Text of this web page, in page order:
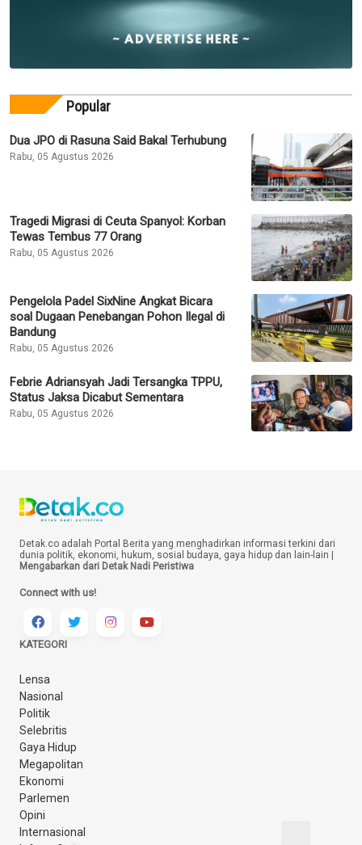
Popular
Dua JPO di Rasuna Said Bakal Terhubung
Rabu, 05 Agustus 2026
Tragedi Migrasi di Ceuta Spanyol: Korban
Tewas Tembus 77 Orang
Rabu, 05 Agustus 2026
Pengelola Padel SixNine Angkat Bicara
soal Dugaan Penebangan Pohon Ilegal di
Bandung
Rabu, 05 Agustus 2026
Febrie Adriansyah Jadi Tersangka TPPU,
Status Jaksa Dicabut Sementara
Rabu, 05 Agustus 2026
Detak.co adalah Portal Berita yang menghadirkan informasi terkini dari
dunia politik, ekonomi, hukum, sosial budaya, gaya hidup dan lain-lain |
Mengabarkan dari Detak Nadi Peristiwa
Connect with us!
KATEGORI
Lensa
Nasional
Politik
Selebritis
Gaya Hidup
Megapolitan
Ekonomi
Parlemen
Opini
Internasional